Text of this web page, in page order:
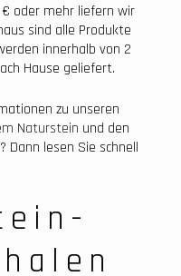
oder mehr liefern wir
sind alle Produkte
innerhalb von 2
Hause geliefert.
zu unseren
Naturstein und den
? Dann lesen Sie schnell